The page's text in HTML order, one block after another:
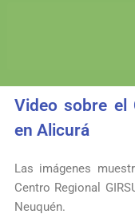
Video sobre el
en Alicurá
Las imágenes
Centro Regional
Neuquén.